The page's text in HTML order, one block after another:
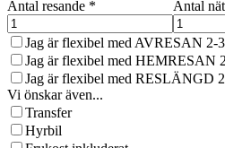
Antal resande * Antal
Jag är flexibel med AVRESAN 2-3
Jag är flexibel med HEMRESAN
Jag är flexibel med RESLÄNGD
Vi önskar även...
Transfer
Hyrbil